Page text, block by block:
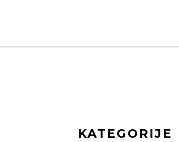
KATEGORIJE